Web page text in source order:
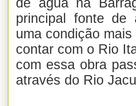
principal fonte de
uma condição
contar com o Rio
com essa obra
através do Rio